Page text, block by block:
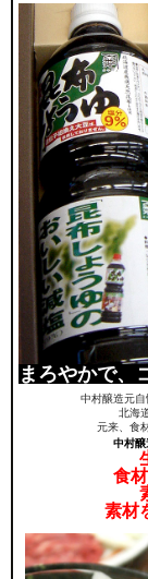
まろやかで、
中村醸造元自
北海
元来、食
中村醸
食
素材